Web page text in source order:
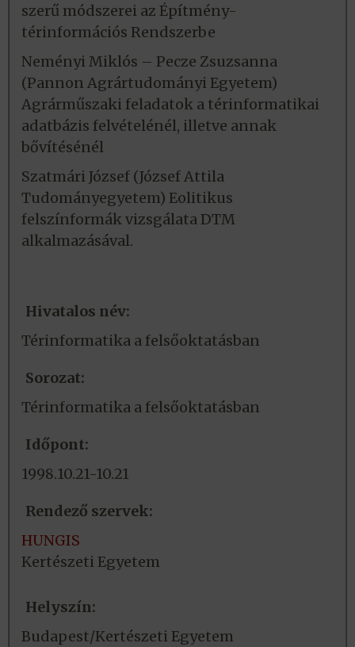
szerű módszerei az Építmény-
térinformációs Rendszerbe
Neményi Miklós – Pecze Zsuzsanna
(Pannon Agrártudományi Egyetem)
Agrárműszaki feladatok a térinformatikai
adatbázis felvételénél, illetve annak
bővítésénél
Szatmári József (József Attila
Tudományegyetem) Eolitikus
felszínformák vizsgálata DTM
alkalmazásával.
Hivatalos név:
Térinformatika a felsőoktatásban
Sorozat:
Térinformatika a felsőoktatásban
Időpont:
1998.10.21-10.21
Rendező szervek:
HUNGIS
Kertészeti Egyetem
Helyszín:
Budapest/Kertészeti Egyetem